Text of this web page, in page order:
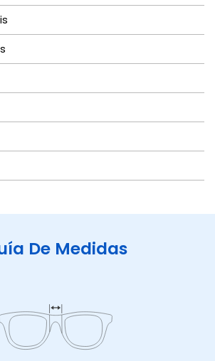
De Medidas